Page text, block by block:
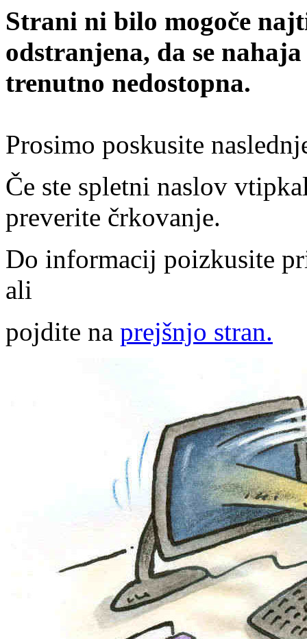
Strani ni bilo mogoče
odstranjena, da se
trenutno nedostopna.
Prosimo poskusite
Če ste spletni naslov
preverite črkovanje.
Do informacij poizkusite
ali
pojdite na prejšnjo stran.